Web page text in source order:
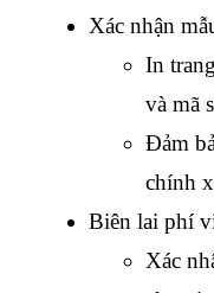
Xác nhận
In
và mã
Đảm
chính
Biên lai phí
Xác